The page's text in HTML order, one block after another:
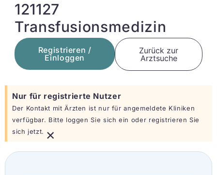
121127
Transfusionsmedizin
Registrieren /
Einloggen
Zurück zur
Arztsuche
Nur für registrierte Nutzer
Der Kontakt mit Ärzten ist nur für angemeldete Kliniken
verfügbar. Bitte loggen Sie sich ein oder registrieren Sie
sich jetzt. ×